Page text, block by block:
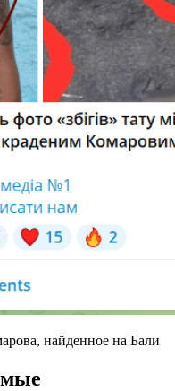
найденное на Бали